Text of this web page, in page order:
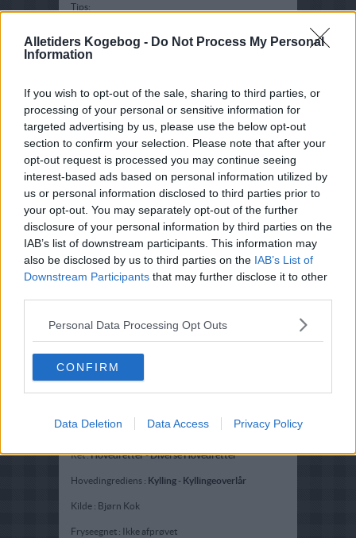
Alletiders Kogebog - Do Not Process My Personal
Information
If you wish to opt-out of the sale, sharing to third parties, or
processing of your personal or sensitive information for
targeted advertising by us, please use the below opt-out
section to confirm your selection. Please note that after your
opt-out request is processed you may continue seeing
interest-based ads based on personal information utilized by
us or personal information disclosed to third parties prior to
your opt-out. You may separately opt-out of the further
disclosure of your personal information by third parties on the
IAB’s list of downstream participants. This information may
also be disclosed by us to third parties on the IAB’s List of
Downstream Participants that may further disclose it to other
Personal Data Processing Opt Outs
CONFIRM
Data Deletion Data Access Privacy Policy
Tips:
hele kyllingelår med rygben.
agurkesalat eller mormorsalat kunne også være en
mulighed.
Ret :Hovedretter-Diverse Hovedretter
Hovedingrediens : Kylling - Kyllingeoverlår
Kilde : Bjørn Kok
Fryseegnet : Ikke afprøvet